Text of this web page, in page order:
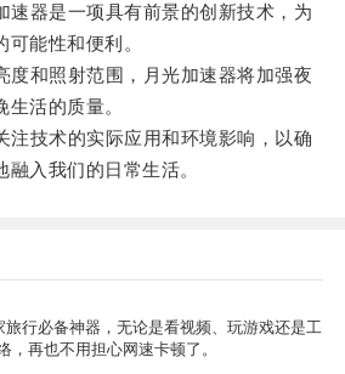
器是一项具有前景的创新技术，为
能性和便利。
和照射范围，月光加速器将加强夜
活的质量。
技术的实际应用和环境影响，以确
入我们的日常生活。
行必备神器，无论是看视频、玩游戏还是工
，再也不用担心网速卡顿了。